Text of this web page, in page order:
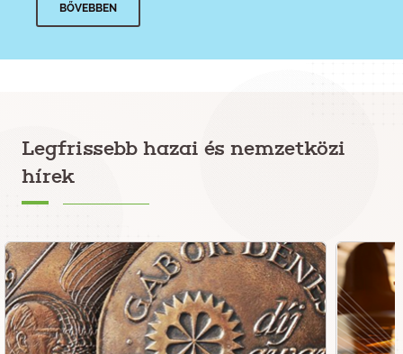
BŐVEBBEN
Legfrissebb hazai és nemzetközi
hírek